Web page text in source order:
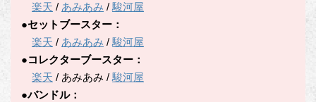
楽天 / あみあみ /駿河屋
●セットブースター：
楽天 / あみあみ /駿河屋
●コレクターブースター：
楽天 / あみあみ /駿河屋
●バンドル：